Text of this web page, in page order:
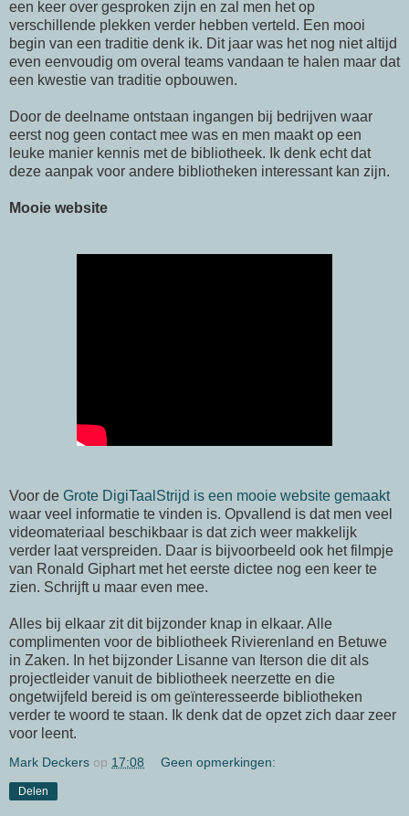
een keer over gesproken zijn en zal men het op
verschillende plekken verder hebben verteld. Een mooi
begin van een traditie denk ik. Dit jaar was het nog niet altijd
even eenvoudig om overal teams vandaan te halen maar dat
een kwestie van traditie opbouwen.
Door de deelname ontstaan ingangen bij bedrijven waar
eerst nog geen contact mee was en men maakt op een
leuke manier kennis met de bibliotheek. Ik denk echt dat
deze aanpak voor andere bibliotheken interessant kan zijn.
Mooie website
Voor de Grote DigiTaalStrijd is een mooie website gemaakt
waar veel informatie te vinden is. Opvallend is dat men veel
videomateriaal beschikbaar is dat zich weer makkelijk
verder laat verspreiden. Daar is bijvoorbeeld ook het filmpje
van Ronald Giphart met het eerste dictee nog een keer te
zien. Schrijft u maar even mee.
Alles bij elkaar zit dit bijzonder knap in elkaar. Alle
complimenten voor de bibliotheek Rivierenland en Betuwe
in Zaken. In het bijzonder Lisanne van Iterson die dit als
projectleider vanuit de bibliotheek neerzette en die
ongetwijfeld bereid is om geïnteresseerde bibliotheken
verder te woord te staan. Ik denk dat de opzet zich daar zeer
voor leent.
Mark Deckers op 17:08 Geen opmerkingen:
Delen